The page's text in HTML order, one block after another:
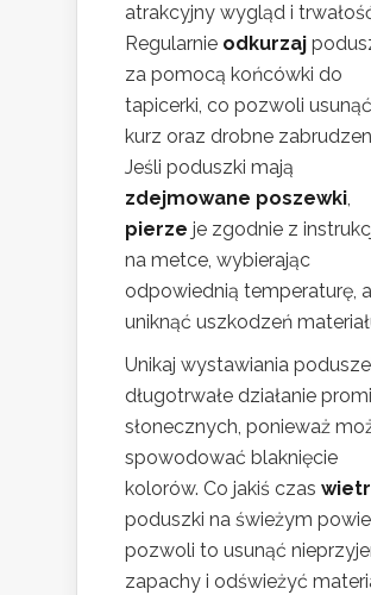
atrakcyjny wygląd i
Regularnie odkurzaj
za pomocą końcówki do
tapicerki, co pozwoli usunąć
kurz oraz drobne
Jeśli poduszki mają
zdejmowane poszewki,
pierze je zgodnie z
na metce, wybierając
odpowiednią temperaturę,
uniknąć uszkodzeń
Unikaj wystawiania
długotrwałe działanie
słonecznych, ponieważ
spowodować blaknięcie
kolorów. Co jakiś czas
poduszki na świeżym
pozwoli to usunąć
zapachy i odświeżyć